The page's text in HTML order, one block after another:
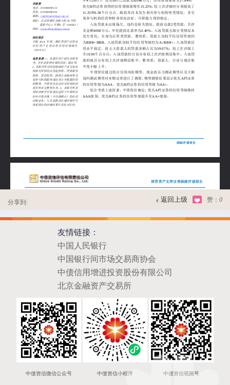
分享到: 返回上级 赞： 0
友情链接：
中国人民银行
中国银行间市场交易商协会
中债信用增进投资股份有限公司
北京金融资产交易所
中债资信微信公众号 中债资信小程序 中债资信视频号